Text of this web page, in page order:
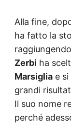
Alla fine,
ha fatto la
Zerbi ha
Marsiglia e
grandi
Il suo nome
perché